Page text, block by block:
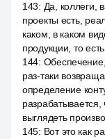
143: Да, коллеги,
проекты есть,
каком, в каком
продукции, то
144: Обеспечение,
раз-таки
определение
выглядеть
145: Вот это как